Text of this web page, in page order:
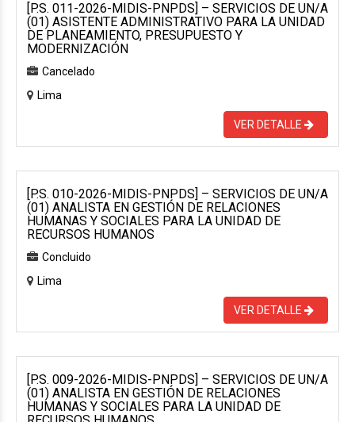
[P.S. 011-2026-MIDIS-PNPDS] – SERVICIOS DE UN/A
(01) ASISTENTE ADMINISTRATIVO PARA LA UNIDAD
DE PLANEAMIENTO, PRESUPUESTO Y
MODERNIZACIÓN
Cancelado
Lima
VER DETALLE
[P.S. 010-2026-MIDIS-PNPDS] – SERVICIOS DE UN/A
(01) ANALISTA EN GESTIÓN DE RELACIONES
HUMANAS Y SOCIALES PARA LA UNIDAD DE
RECURSOS HUMANOS
Concluido
Lima
VER DETALLE
[P.S. 009-2026-MIDIS-PNPDS] – SERVICIOS DE UN/A
(01) ANALISTA EN GESTIÓN DE RELACIONES
HUMANAS Y SOCIALES PARA LA UNIDAD DE